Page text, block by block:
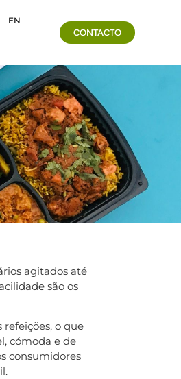
EN
CONTACTO
agitados até
são os
o que
cómoda e de
consumidores